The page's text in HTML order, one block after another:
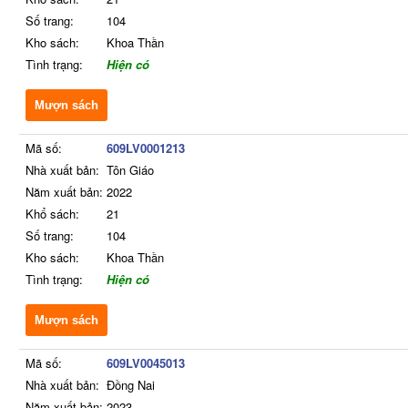
Số trang:
104
Kho sách:
Khoa Thần
Tình trạng:
Hiện có
Mượn sách
Mã số:
609LV0001213
Nhà xuất bản: Tôn Giáo
Năm xuất bản: 2022
Khổ sách:
21
Số trang:
104
Kho sách:
Khoa Thần
Tình trạng:
Hiện có
Mượn sách
Mã số:
609LV0045013
Nhà xuất bản: Đồng Nai